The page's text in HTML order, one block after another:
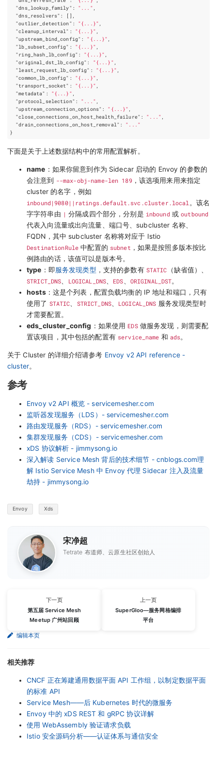
"dns_lookup_family" : "..." ,
"dns_resolvers" :
[],
"outlier_detection" : "{...}" ,
"cleanup_interval" : "{...}" ,
"upstream_bind_config" : "{...}" ,
"lb_subset_config" : "{...}" ,
"ring_hash_lb_config" : "{...}" ,
"original_dst_lb_config" : "{...}" ,
"least_request_lb_config" : "{...}" ,
"common_lb_config" : "{...}" ,
"transport_socket" : "{...}" ,
"metadata" : "{...}" ,
"protocol_selection" : "..." ,
"upstream_connection_options" : "{...}" ,
"close_connections_on_host_health_failure" : "..." ,
"drain_connections_on_host_removal" :
"..."
}
下面是关于上述数据结构中的常用配置解析。
name ：如果你留意到作为 Sidecar 启动的 Envoy 的参数的
会注意到 --max-obj-name-len 189，该选项用来用来指定
cluster 的名字，例如
inbound|9080||ratings.default.svc.cluster.local 。该名
字字符串由 | 分隔成四个部分，分别是 inbound或outbound
代表入向流量或出向流量、端口号、subcluster 名称、
FQDN，其中 subcluster 名称将对应于 Istio
DestinationRule 中配置的 subnet ，如果是按照多版本按比
例路由的话，该值可以是版本号。
type ：即服务发现类型 ，支持的参数有 STATIC （缺省值）、
STRICT_DNS
LOGICAL_DNS EDS ORIGINAL_DST。
hosts：这是个列表，配置负载均衡的 IP 地址和端口，只有
使用了 STATIC STRICT_DNS、 LOGICAL_DNS 服务发现类型时
才需要配置。
eds_cluster_config ：如果使用 EDS做服务发现，则需要配
置该项目，其中包括的配置有 service_name 和 ads。
关于 Cluster 的详细介绍请参考 Envoy v2 API reference -
cluster。
参考
Envoy v2 API 概览 - servicemesher.com
监听器发现服务（LDS）- servicemesher.com
路由发现服务（RDS）- servicemesher.com
集群发现服务（CDS）- servicemesher.com
xDS 协议解析 - jimmysong.io
深入解读 Service Mesh 背后的技术细节 - cnblogs.com理
解 Istio Service Mesh 中 Envoy 代理 Sidecar 注入及流量
劫持 - jimmysong.io
Envoy Xds
宋净超
Tetrate 布道师、云原生社区创始人
下一页
第五届 Service Mesh
Meetup 广州站回顾
上一页
SuperGloo—服务网格编排
平台
编辑本页
相关推荐
CNCF 正在筹建通用数据平面 API 工作组，以制定数据平面
的标准 API
Service Mesh——后 Kubernetes 时代的微服务
Envoy 中的 xDS REST 和 gRPC 协议详解
使用 WebAssembly 验证请求负载
Istio 安全源码分析——认证体系与通信安全